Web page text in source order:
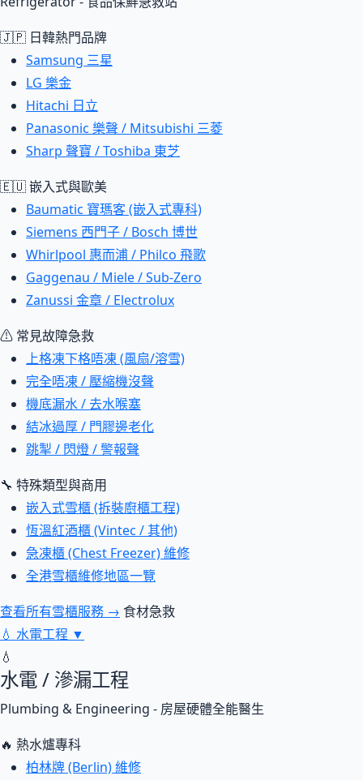
🇯🇵 日韓熱門品牌
Samsung 三星
LG 樂金
Hitachi 日立
Panasonic 樂聲 / Mitsubishi 三菱
Sharp 聲寶 / Toshiba 東芝
🇪🇺 嵌入式與歐美
Baumatic 寶瑪客 (嵌入式專科)
Siemens 西門子 / Bosch 博世
Whirlpool 惠而浦 / Philco 飛歌
Gaggenau / Miele / Sub-Zero
Zanussi 金章 / Electrolux
⚠ 常見故障急救
上格凍下格唔凍 (風扇/溶雪)
完全唔凍 / 壓縮機沒聲
機底漏水 / 去水喉塞
結冰過厚 / 門膠邊老化
跳掣 / 閃燈 / 警報聲
🔧 特殊類型與商用
嵌入式雪櫃 (拆裝廚櫃工程)
恆溫紅酒櫃 (Vintec / 其他)
急凍櫃 (Chest Freezer) 維修
全港雪櫃維修地區一覽
查看所有雪櫃服務 → 食材急救
💧 水電工程 ▼
💧
水電 / 滲漏工程
Plumbing & Engineering - 房屋硬體全能醫生
🔥 熱水爐專科
柏林牌 (Berlin) 維修